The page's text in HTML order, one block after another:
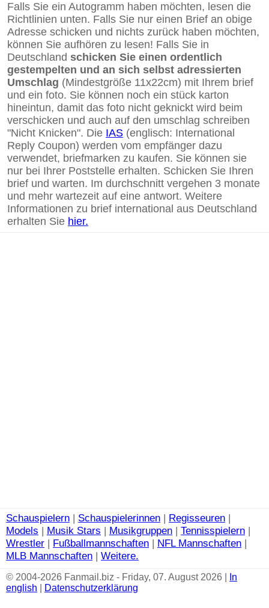
Falls Sie ein Autogramm haben möchten, lesen die
Richtlinien unten. Falls Sie nur einen Brief an obige
Adresse schicken und nichts zurück haben möchten,
können Sie aufhören zu lesen! Falls Sie in
Deutschland schicken Sie einen ordentlich
gestempelten und an sich selbst adressierten
Umschlag (Mindestgröße 11x22cm) mit Ihrem brief
und ein foto. Sie können noch ein stück karton
hineintun, damit das foto nicht geknickt wird beim
verschicken und auch auf den umschlag schreiben
"Nicht Knicken". Die IAS (englisch: International
Reply Coupon) werden vom empfänger dazu
verwendet, briefmarken zu kaufen. Sie können sie
nur bei Ihrer Poststelle erhalten. Schicken Sie Ihren
brief und warten. Im durchschnitt vergehen 3 monate
und mehr wartezeit auf eine antwort. Weitere
Informationen zu brief international aus Deutschland
erhalten Sie hier.
Schauspielern | Schauspielerinnen | Regisseuren |
Models | Musik Stars | Musikgruppen | Tennisspielern |
Wrestler | Fußballmannschaften | NFL Mannschaften |
MLB Mannschaften | Weitere.
© 2004-2026 Fanmail.biz - Friday, 07. August 2026 |
In
english
Datenschutzerklärung